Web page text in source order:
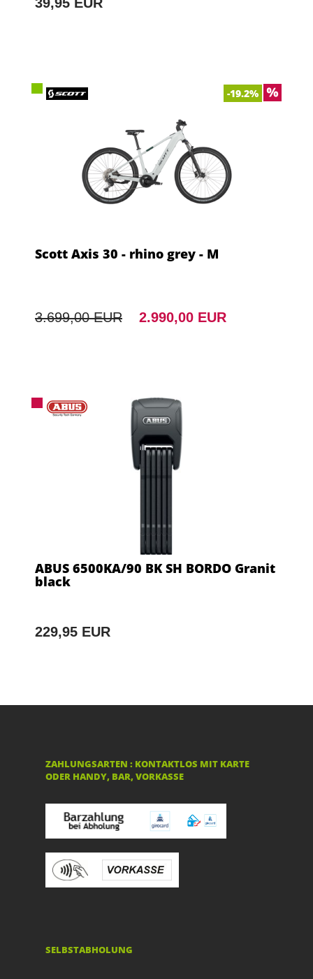
39,95 EUR
-19.2%
Scott Axis 30 - rhino grey - M
3.699,00 EUR 2.990,00 EUR
ABUS 6500KA/90 BK SH BORDO Granit
black
229,95 EUR
ZAHLUNGSARTEN : KONTAKTLOS MIT KARTE
ODER HANDY, BAR, VORKASSE
SELBSTABHOLUNG